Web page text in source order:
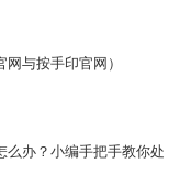
与按手印官网）
办？小编手把手教你处